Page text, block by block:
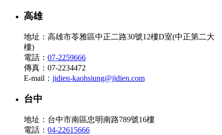
高雄
地址：高雄市苓雅區中正二路30號12樓D室(中正第二大
樓)
電話： 07-2259666
傳真：07-2234472
E-mail： jidien-kaohsiung@jidien.com
台中
地址：台中市南區忠明南路789號16樓
電話： 04-22615666